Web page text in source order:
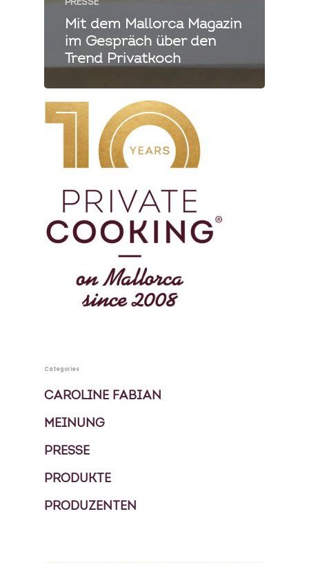
PRESSE
Mit dem Mallorca Magazin
im Gespräch über den
Trend Privatkoch
Categories
CAROLINE FABIAN
MEINUNG
PRESSE
PRODUKTE
PRODUZENTEN